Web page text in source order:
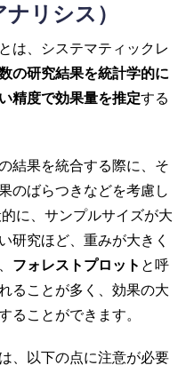
リシス）
は、システマティックレ
の研究結果を統計学的に
精度で効果量を推定する
結果を統合する際に、そ
のばらつきなどを考慮し
に、サンプルサイズが大
研究ほど、重みが大きく
フォレストプロット と呼
ることが多く、効果の大
ることができます。
、以下の点に注意が必要